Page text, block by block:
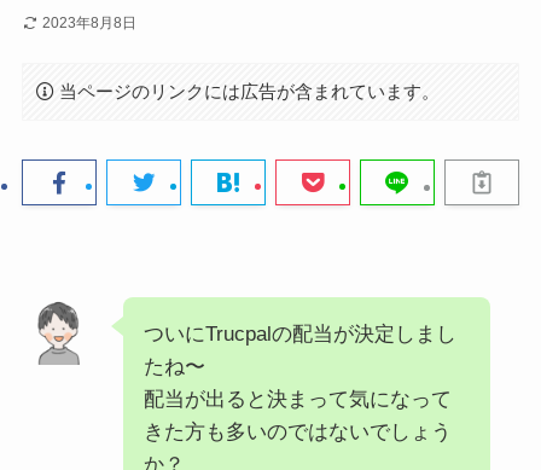
2023年8月8日
当ページのリンクには広告が含まれています。
ついにTrucpalの配当が決定しまし
たね〜
配当が出ると決まって気になって
きた方も多いのではないでしょう
か？